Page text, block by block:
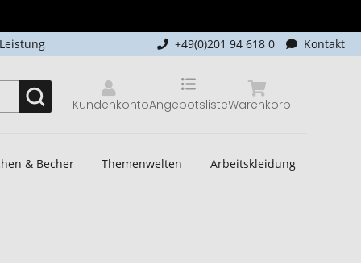
+49(0)201 94 618 0 Kontakt
Kundenkonto Warenkorb
Angebotsliste
& Becher Themenwelten Arbeitskleidung